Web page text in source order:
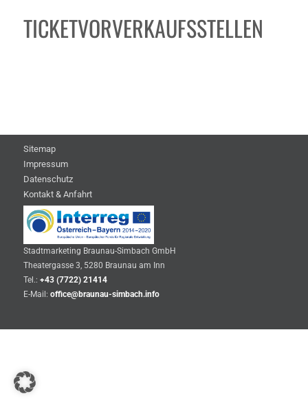
TICKETVORVERKAUFSSTELLEN
Sitemap
Impressum
Datenschutz
Kontakt & Anfahrt
Stadtmarketing Braunau-Simbach GmbH
Theatergasse 3, 5280 Braunau am Inn
Tel.: +43 (7722) 21414
E-Mail: office@braunau-simbach.info